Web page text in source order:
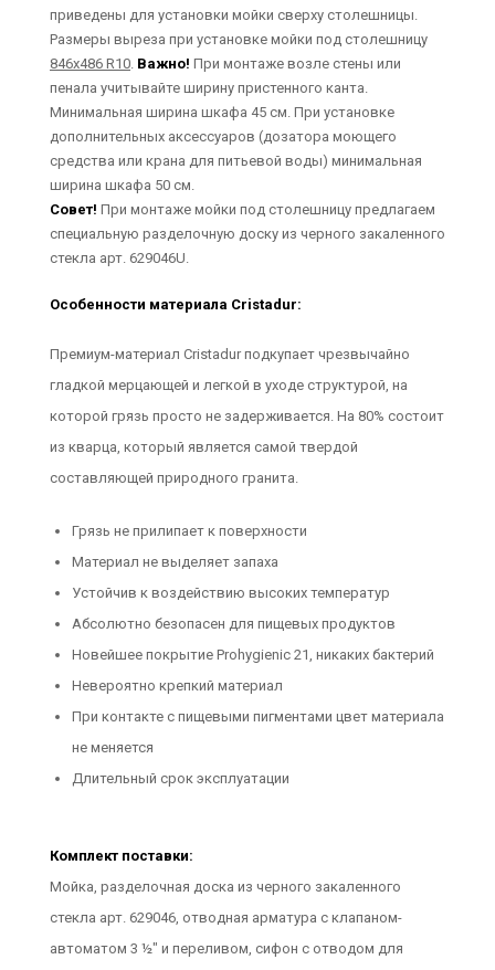
приведены для установки мойки сверху столешницы.
Размеры выреза при установке мойки под столешницу
846х486 R10. Важно! При монтаже возле стены или
пенала учитывайте ширину пристенного канта.
Минимальная ширина шкафа 45 см. При установке
дополнительных аксессуаров (дозатора моющего
средства или крана для питьевой воды) минимальная
ширина шкафа 50 см.
Совет! При монтаже мойки под столешницу предлагаем
специальную разделочную доску из черного закаленного
стекла арт. 629046U.
Особенности материала Cristadur:
Премиум-материал Cristadur подкупает чрезвычайно
гладкой мерцающей и легкой в уходе структурой, на
которой грязь просто не задерживается. На 80% состоит
из кварца, который является самой твердой
составляющей природного гранита.
Грязь не прилипает к поверхности
Материал не выделяет запаха
Устойчив к воздействию высоких температур
Абсолютно безопасен для пищевых продуктов
Новейшее покрытие Prohygienic 21, никаких бактерий
Невероятно крепкий материал
При контакте с пищевыми пигментами цвет материала
не меняется
Длительный срок эксплуатации
Комплект поставки:
Мойка, разделочная доска из черного закаленного
стекла арт. 629046, отводная арматура с клапаном-
автоматом 3 ½" и переливом, сифон с отводом для